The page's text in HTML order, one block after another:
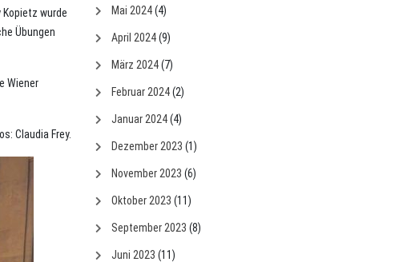
wurde
Übungen
Wiener
Claudia Frey.
Mai 2024(4)
April 2024(9)
März 2024(7)
Februar 2024(2)
Januar 2024(4)
Dezember 2023 (1)
November 2023 (6)
Oktober 2023 (11)
September 2023 (8)
Juni 2023 (11)